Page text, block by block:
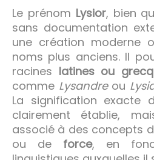
Le prénom Lysior, bien
sans documentation
une création moderne
noms plus anciens. Il
racines latines ou
comme Lysandreou
La signification exacte
clairement établie,
associé à des concepts
ou de force, en